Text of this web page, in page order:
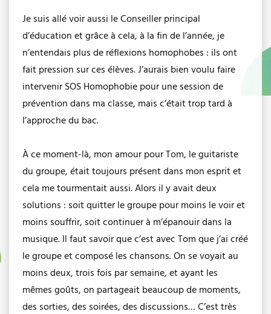
Je suis allé voir aussi le Conseiller principal
d’éducation et grâce à cela, à la fin de l’année, je
n’entendais plus de réflexions homophobes : ils ont
fait pression sur ces élèves. J’aurais bien voulu faire
intervenir SOS Homophobie pour une session de
prévention dans ma classe, mais c’était trop tard à
l’approche du bac.
À ce moment-là, mon amour pour Tom, le guitariste
du groupe, était toujours présent dans mon esprit et
cela me tourmentait aussi. Alors il y avait deux
solutions : soit quitter le groupe pour moins le voir et
moins souffrir, soit continuer à m’épanouir dans la
musique. Il faut savoir que c’est avec Tom que j’ai créé
le groupe et composé les chansons. On se voyait au
moins deux, trois fois par semaine, et ayant les
mêmes goûts, on partageait beaucoup de moments,
des sorties, des soirées, des discussions… C’est très